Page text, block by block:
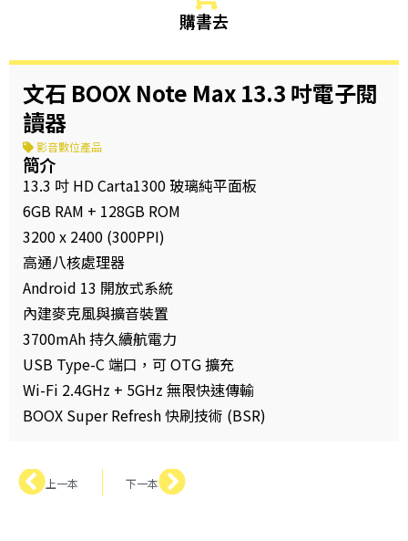
購書去
文石 BOOX Note Max 13.3 吋電子閱
讀器
影音數位產品
簡介
13.3 吋 HD Carta1300 玻璃純平面板
6GB RAM + 128GB ROM
3200 x 2400 (300PPI)
高通八核處理器
Android 13 開放式系統
內建麥克風與擴音裝置
3700mAh 持久續航電力
USB Type-C 端口，可 OTG 擴充
Wi-Fi 2.4GHz + 5GHz 無限快速傳輸
BOOX Super Refresh 快刷技術 (BSR)
上一本 下一本